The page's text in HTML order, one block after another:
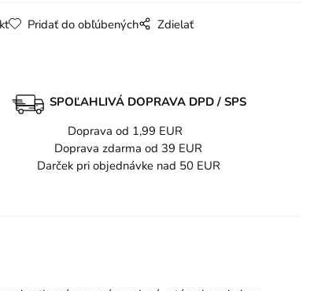
Pridať do obľúbených Zdielať
SPOĽAHLIVÁ DOPRAVA DPD / SPS
Doprava od 1,99 EUR
Doprava zdarma od 39 EUR
Darček pri objednávke nad 50 EUR